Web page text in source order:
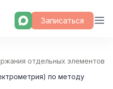
Записаться
отдельных элементов
по методу